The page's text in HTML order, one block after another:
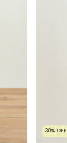
30% OFF